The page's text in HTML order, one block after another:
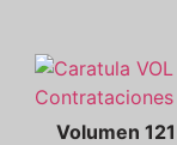
Volumen